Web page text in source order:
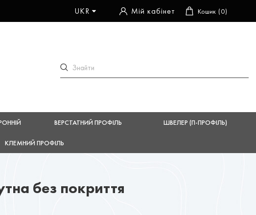
UKR Мій кабінет Кошик 0
ВЕРСТАТНИЙ ПРОФІЛЬ ШВЕЛЕР (П-ПРОФІЛЬ)
КЛЕМНИЙ ПРОФІЛЬ
без покриття